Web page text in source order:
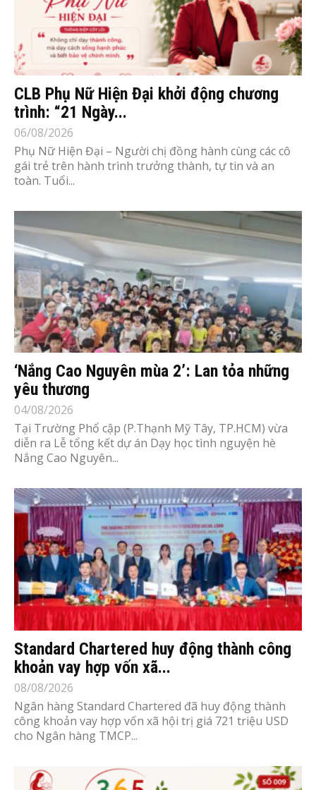
CLB Phụ Nữ Hiện Đại khởi động chương
trình: “21 Ngày...
06/08/2026
Phụ Nữ Hiện Đại – Người chị đồng hành cùng các cô
gái trẻ trên hành trình trưởng thành, tự tin và an
toàn. Tuổi...
‘Nắng Cao Nguyên mùa 2’: Lan tỏa những
yêu thương
04/08/2026
Tại Trường Phổ cập (P.Thạnh Mỹ Tây, TP.HCM) vừa
diễn ra Lễ tổng kết dự án Dạy học tình nguyện hè
Nắng Cao Nguyên...
Standard Chartered huy động thành công
khoản vay hợp vốn xã...
08/08/2026
Ngân hàng Standard Chartered đã huy động thành
công khoản vay hợp vốn xã hội trị giá 721 triệu USD
cho Ngân hàng TMCP...